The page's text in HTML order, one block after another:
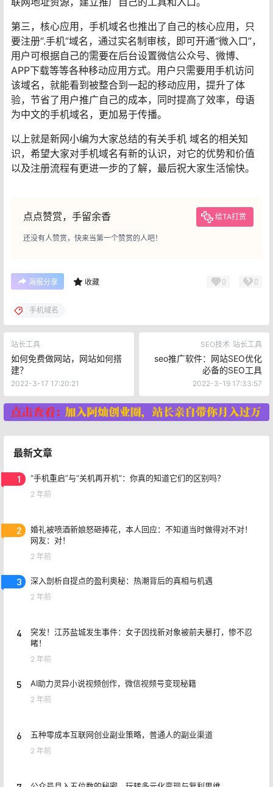
第三，核心应用，手机域名也推出了自己的核心应用，只
要注册“.手机”域名，通过实名制审核，即可开通“微入口”，
用户可根据自己的需要在后台设置微信公众号、微博、
APP下载等等各种移动应用方式。用户只需要用手机访问
该域名，就能看到被整合到一起的移动应用，提升了体
验，节省了用户推广自己的成本，同时提高了效率，母语
为中文的手机域名，更加易于传播。
以上就是新网小编为大家总结的有关手机 域名的相关知
识，希望大家对手机域名有新的认识，对它的优势和价值
以及注册流程有更进一步的了解，最后祝大家生活愉快。
点点赞赏，手留余香 给TA打赏
还没有人赞赏，快来当第一个赞赏的人吧！
海报分享 收藏 0 0
手机域名
站长工具
如何免费做网站，网站如何搭
建？
2022-3-17 17:20:21
SEO技术 站长工具
seo推广软件：网站SEO优化
必备的SEO工具
2022-3-19 17:33:57
最新文章
1 “手机重启”与“关机再开机”：你真的知道它们的区别吗？
2 年前
2
婚礼被喷酒新娘怒砸捧花，本人回应：不知道当时做得对不对！
网友：对！
2 年前
3 深入剖析自提点的盈利奥秘：热潮背后的真相与机遇
2 年前
4
突发！江苏盐城发生事件：女子因找新对象被前夫暴打，惨不忍
睹！
2 年前
5 AI助力灵异小说视频创作，微信视频号变现秘籍
2 年前
6 五种零成本互联网创业副业策略，普通人的副业渠道
2 年前